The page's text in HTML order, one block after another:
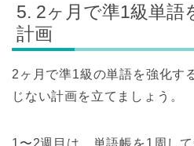
5. 2ヶ月で準1級単語
計画
2ヶ月で準1級の単語を強化す
じない計画を立てましょう。
1〜2週目は、単語帳を1周し